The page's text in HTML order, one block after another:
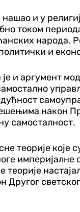
и у
током
народа.
и
је и аргумент
након
самосталност.
теорије
Другог